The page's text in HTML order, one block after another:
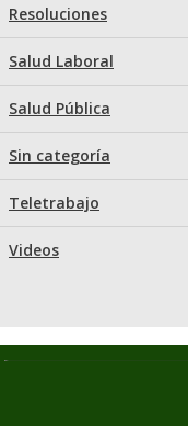
Resoluciones
Salud Laboral
Salud Pública
Sin categoría
Teletrabajo
Videos